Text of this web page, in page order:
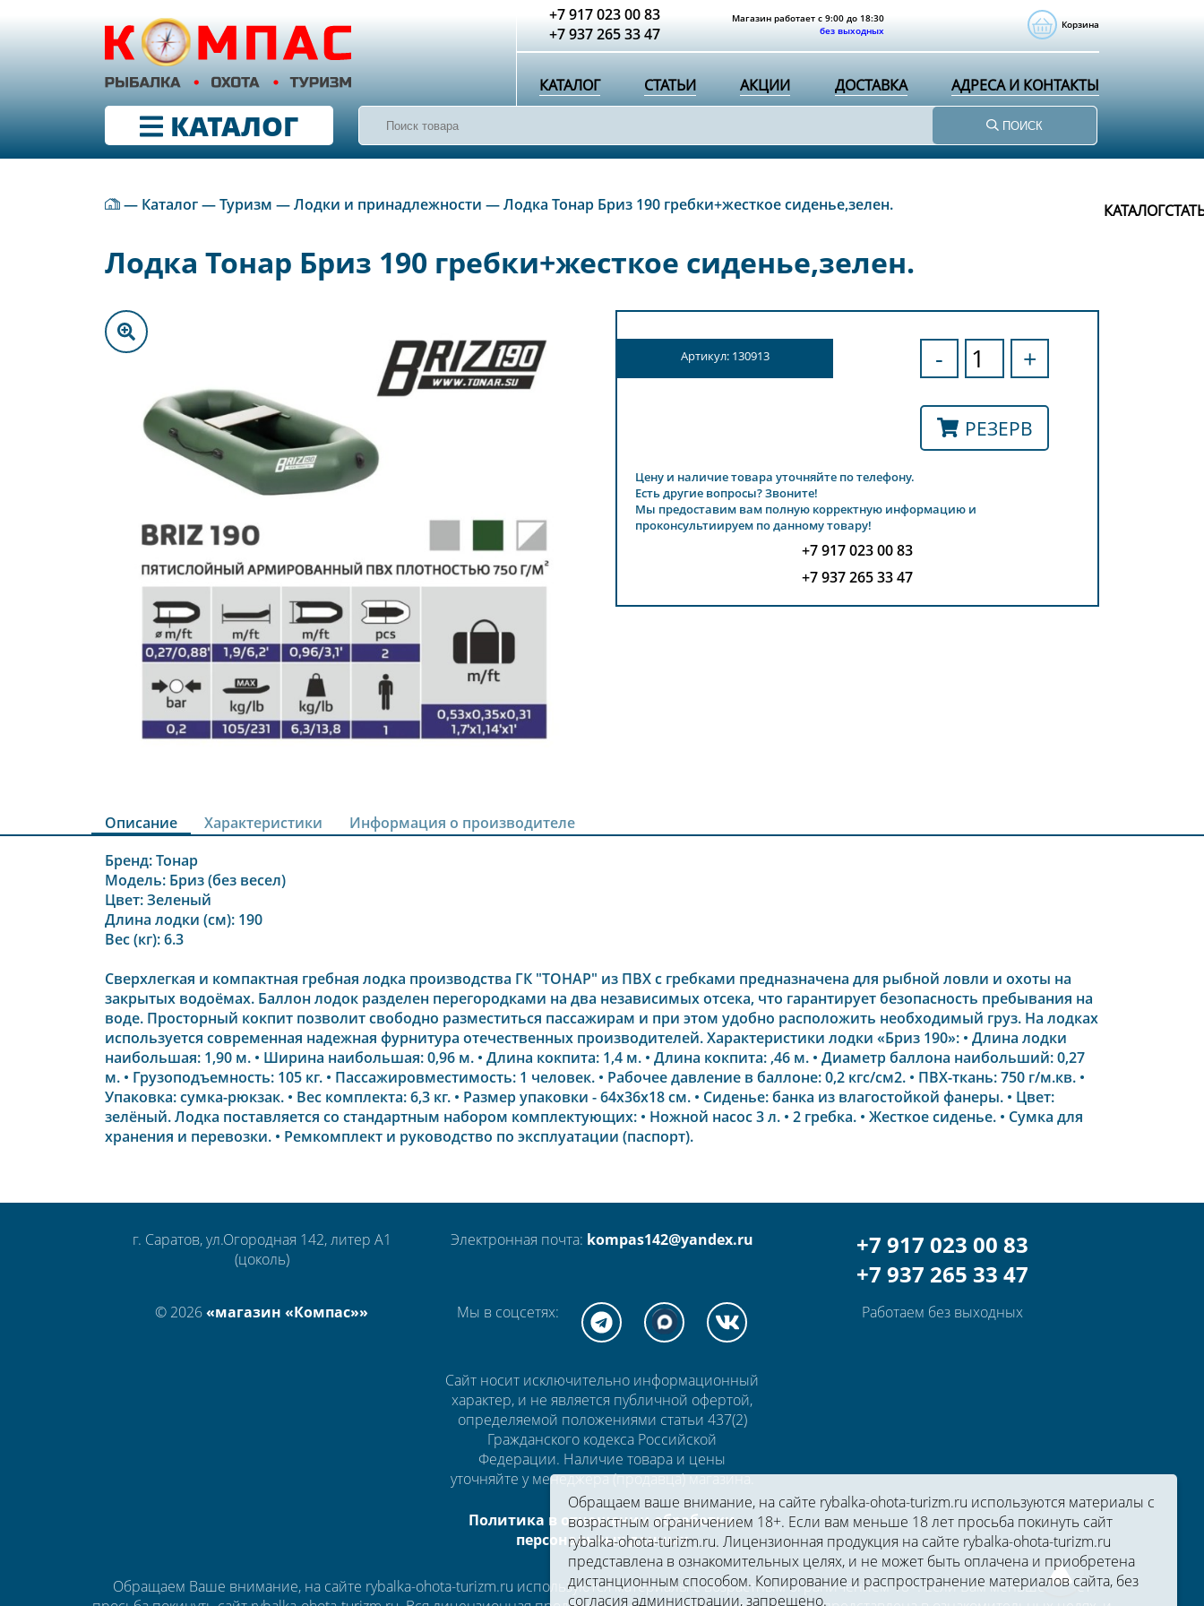
КАТАЛОГ
+7 917 023 00 83
+7 937 265 33 47
Магазин работает с 9:00 до 18:30
без выходных
Корзина
КАТАЛОГ СТАТЬИ АКЦИИ ДОСТАВКА АДРЕСА И КОНТАКТЫ
КАТАЛОГ ПОИСК
— Каталог—Туризм —Лодки и принадлежности —Лодка Тонар Бриз 190 гребки+жесткое сиденье,зелен.
Лодка Тонар Бриз 190 гребки+жесткое сиденье,зелен.
Артикул: 130913 - +
РЕЗЕРВ
Цену и наличие товара уточняйте по телефону.
Есть другие вопросы? Звоните!
Мы предоставим вам полную корректную информацию и
проконсультиируем по данному товару!
+7 917 023 00 83
+7 937 265 33 47
Описание Характеристики
Информация о производителе
Бренд:Тонар
Модель: Бриз (без весел)
Цвет:Зеленый
Длина лодки (см): 190
Вес (кг):6.3
Сверхлегкая и компактная гребная лодка производства ГК "ТОНАР" из ПВХ с гребками предназначена для рыбной ловли и охоты на
закрытых водоёмах. Баллон лодок разделен перегородками на два независимых отсека, что гарантирует безопасность пребывания на
воде. Просторный кокпит позволит свободно разместиться пассажирам и при этом удобно расположить необходимый груз. На лодках
используется современная надежная фурнитура отечественных производителей. Характеристики лодки «Бриз 190»: • Длина лодки
наибольшая: 1,90 м. • Ширина наибольшая: 0,96 м. • Длина кокпита: 1,4 м. • Длина кокпита: ,46 м. • Диаметр баллона наибольший: 0,27
м. • Грузоподъемность: 105 кг. • Пассажировместимость: 1 человек. • Рабочее давление в баллоне: 0,2 кгс/см2. • ПВХ-ткань: 750 г/м.кв. •
Упаковка: сумка-рюкзак. • Вес комплекта: 6,3 кг. • Размер упаковки - 64х36х18 см. • Сиденье: банка из влагостойкой фанеры. • Цвет:
зелёный. Лодка поставляется со стандартным набором комплектующих: • Ножной насос 3 л. • 2 гребка. • Жесткое сиденье. • Сумка для
хранения и перевозки. • Ремкомплект и руководство по эксплуатации (паспорт).
г. Саратов, ул.Огородная 142, литер А1
(цоколь)
Электронная почта: kompas142@yandex.ru
+7 917 023 00 83
+7 937 265 33 47
© 2026«магазин «Компас»» Мы в соцсетях:
Сайт носит исключительно информационный
характер, и не является публичной офертой,
определяемой положениями статьи 437(2)
Гражданского кодекса Российской
Федерации. Наличие товара и цены
уточняйте у менеджера (продавца) магазина.
Политика в отношении обработки
персональных данных
Работаем без выходных
Обращаем Ваше внимание, на сайте rybalka-ohota-turizm.ru используются материалы с возрастным ограничением 18+. Если Вам меньше 18 лет
Обращаем ваше внимание, на сайте rybalka-ohota-turizm.ru используются материалы с
возрастным ограничением 18+. Если вам меньше 18 лет просьба покинуть сайт
rybalka-ohota-turizm.ru. Лицензионная продукция на сайте rybalka-ohota-turizm.ru
представлена в ознакомительных целях, и не может быть оплачена и приобретена
дистанционным способом. Копирование и распространение материалов сайта, без
согласия администрации, запрещено.